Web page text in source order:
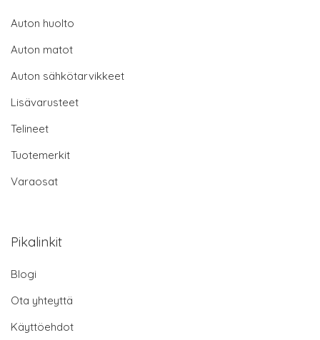
Auton huolto
Auton matot
Auton sähkötarvikkeet
Lisävarusteet
Telineet
Tuotemerkit
Varaosat
Pikalinkit
Blogi
Ota yhteyttä
Käyttöehdot